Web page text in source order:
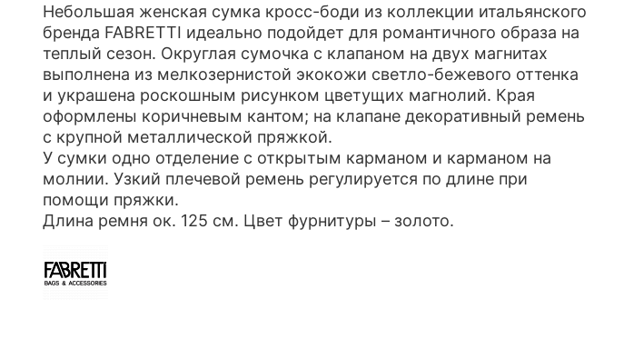
Небольшая женская сумка кросс-боди из коллекции итальянского
бренда FABRETTI идеально подойдет для романтичного образа на
теплый сезон. Округлая сумочка с клапаном на двух магнитах
выполнена из мелкозернистой экокожи светло-бежевого оттенка
и украшена роскошным рисунком цветущих магнолий. Края
оформлены коричневым кантом; на клапане декоративный ремень
с крупной металлической пряжкой.
У сумки одно отделение с открытым карманом и карманом на
молнии. Узкий плечевой ремень регулируется по длине при
помощи пряжки.
Длина ремня ок. 125 см. Цвет фурнитуры – золото.